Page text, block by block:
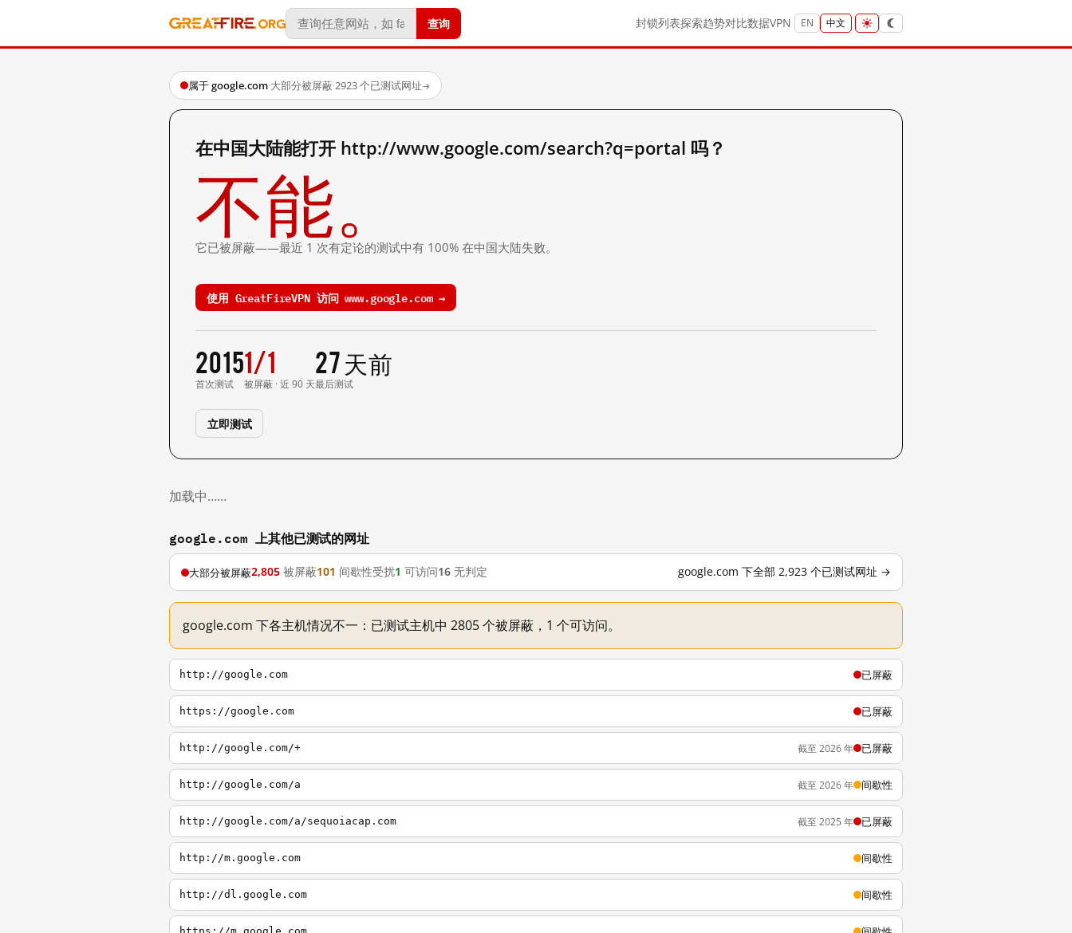
查询 封锁列表探索趋势对比数据VPN EN 中文
属于 google.com·大部分被屏蔽·2923 个已测试网址→
在中国大陆能打开 http://www.google.com/search?q=portal 吗？
不能。
它已被屏蔽——最近 1 次有定论的测试中有 100% 在中国大陆失败。
使用 GreatFireVPN 访问 www.google.com →
2015
首次测试
1/1
被屏蔽 · 近 90 天
27 天前
最后测试
立即测试
加载中……
google.com 上其他已测试的网址
大部分被屏蔽2,805 被屏蔽101 间歇性受扰1 可访问16 无判定 google.com 下全部 2,923 个已测试网址 →
google.com 下各主机情况不一：已测试主机中 2805 个被屏蔽，1 个可访问。
http://google.com 已屏蔽
https://google.com 已屏蔽
http://google.com/+ 截至 2026 年 已屏蔽
http://google.com/a 截至 2026 年 间歇性
http://google.com/a/sequoiacap.com 截至 2025 年 已屏蔽
http://m.google.com 间歇性
http://dl.google.com 间歇性